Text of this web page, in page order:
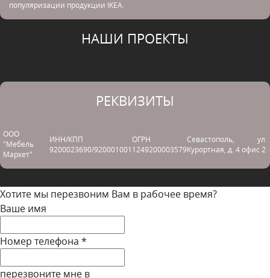
популяризации продукции IKEA.
НАШИ ПРОЕКТЫ
РЕКВИЗИТЫ
ООО
"Мебель
Маркет"
ИНН/КПП
9200023690/920001001
ОГРН
1249200003579
Севастополь, ул.
Курортная, д. 4 офис 2
Хотите мы перезвоним Вам в рабочее время?
Ваше имя
Номер телефона *
перезвоните мне в